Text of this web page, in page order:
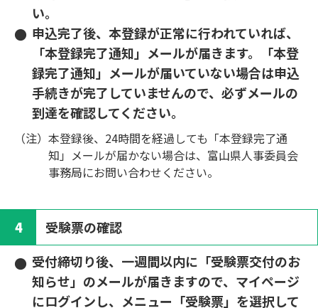
い。
申込完了後、本登録が正常に行われていれば、
「本登録完了通知」メールが届きます。「本登
録完了通知」メールが届いていない場合は申込
手続きが完了していませんので、必ずメールの
到達を確認してください。
（注） 本登録後、24時間を経過しても「本登録完了通
知」メールが届かない場合は、富山県人事委員会
事務局にお問い合わせください。
4
受験票の確認
受付締切り後、一週間以内に「受験票交付のお
知らせ」のメールが届きますので、マイページ
にログインし、メニュー「受験票」を選択して